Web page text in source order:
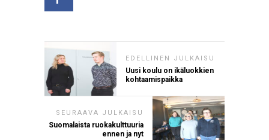
EDELLINEN JULKAISU
Uusi koulu on ikäluokkien
kohtaamispaikka
SEURAAVA JULKAISU
Suomalaista ruokakulttuuria
ennen ja nyt